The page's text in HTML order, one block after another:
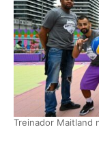
Treinador Maitland